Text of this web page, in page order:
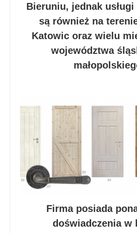
Bieruniu, jednak
są również na
Katowic oraz wielu
województwa
Firma posiada
doświadczenia w